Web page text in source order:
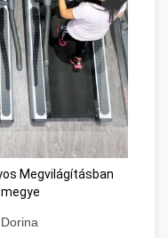
Megvilágításban